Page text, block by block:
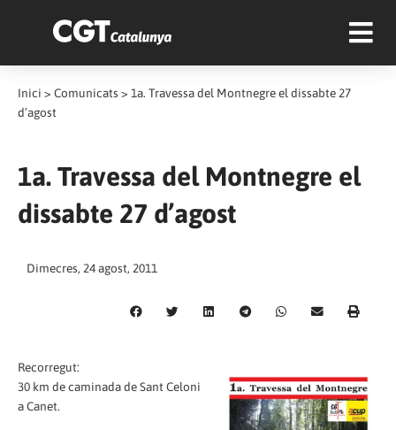
Inici > Comunicats > 1a. Travessa del Montnegre el dissabte 27
d’agost
1a. Travessa del Montnegre el
dissabte 27 d’agost
Dimecres, 24 agost, 2011
Recorregut:
30 km de caminada de Sant Celoni
a Canet.